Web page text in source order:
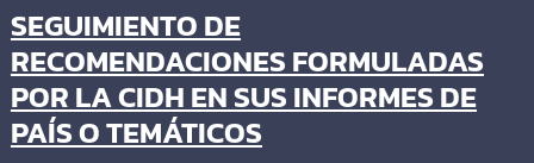
SEGUIMIENTO DE
RECOMENDACIONES FORMULADAS
POR LA CIDH EN SUS INFORMES DE
PAÍS O TEMÁTICOS